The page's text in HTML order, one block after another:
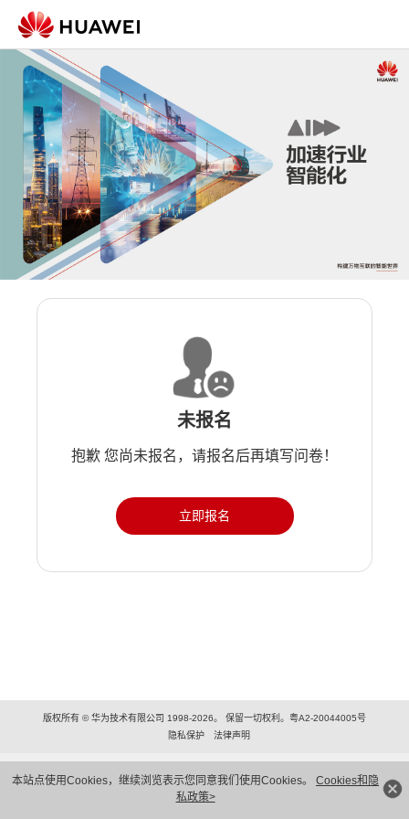
本站点使用Cookies，继续浏览表示您同意我们使用Cookies。 Cookies和隐
私政策>
未报名
抱歉 您尚未报名，请报名后再填写问卷！
立即报名
版权所有 © 华为技术有限公司 1998-2026。 保留一切权利。粤A2-20044005号
隐私保护
法律声明